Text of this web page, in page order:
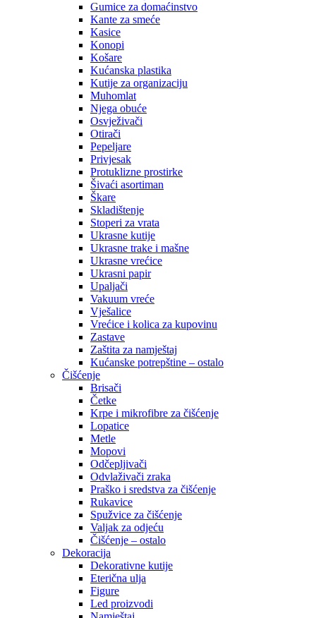
Gumice za domaćinstvo
Kante za smeće
Kasice
Konopi
Košare
Kućanska plastika
Kutije za organizaciju
Muhomlat
Njega obuće
Osvježivači
Otirači
Pepeljare
Privjesak
Protuklizne prostirke
Šivaći asortiman
Škare
Skladištenje
Stoperi za vrata
Ukrasne kutije
Ukrasne trake i mašne
Ukrasne vrećice
Ukrasni papir
Upaljači
Vakuum vreće
Vješalice
Vrećice i kolica za kupovinu
Zastave
Zaštita za namještaj
Kućanske potrepštine – ostalo
Čišćenje
Brisači
Četke
Krpe i mikrofibre za čišćenje
Lopatice
Metle
Mopovi
Odčepljivači
Odvlaživači zraka
Praško i sredstva za čišćenje
Rukavice
Spužvice za čišćenje
Valjak za odjeću
Čišćenje – ostalo
Dekoracija
Dekorativne kutije
Eterična ulja
Figure
Led proizvodi